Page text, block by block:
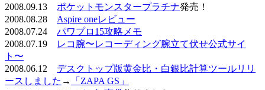
2008.09.13 ポケットモンスタープラチナ発売！
2008.08.28 Aspire oneレビュー
2008.07.24 パワプロ15攻略メモ
2008.07.19
レコ腕〜レコーディング腕立て伏せ公式サイ
ト〜
2008.06.12 デスクトップ版黄金比・白銀比計算ツールリリ
ースしました →
「ZAPA GS」